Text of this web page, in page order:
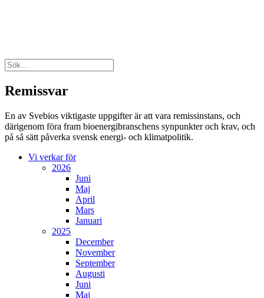
Remissvar
En av Svebios viktigaste uppgifter är att vara remissinstans, och
därigenom föra fram bioenergibranschens synpunkter och krav, och
på så sätt påverka svensk energi- och klimatpolitik.
Vi verkar för
2026
Juni
Maj
April
Mars
Januari
2025
December
November
September
Augusti
Juni
Maj